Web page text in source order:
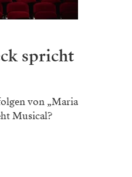
spricht
von „Maria
Musical?